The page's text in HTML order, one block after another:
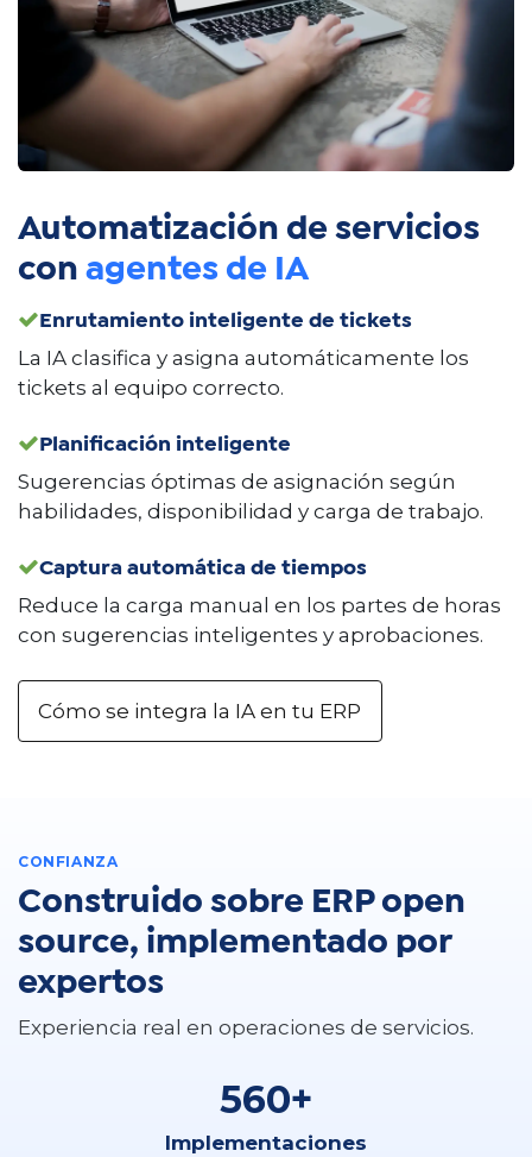
Automatización de servicios
con agentes de IA
Enrutamiento inteligente de tickets
La IA clasifica y asigna automáticamente los
tickets al equipo correcto.
Planificación inteligente
Sugerencias óptimas de asignación según
habilidades, disponibilidad y carga de trabajo.
Captura automática de tiempos
Reduce la carga manual en los partes de horas
con sugerencias inteligentes y aprobaciones.
Cómo se integra la IA en tu ERP
CONFIANZA
Construido sobre ERP open
source, implementado por
expertos
Experiencia real en operaciones de servicios.
560+
Implementaciones